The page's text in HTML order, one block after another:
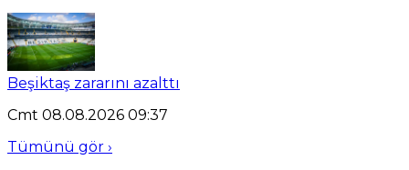
Beşiktaş zararını azalttı
Cmt 08.08.2026 09:37
Tümünü gör ›